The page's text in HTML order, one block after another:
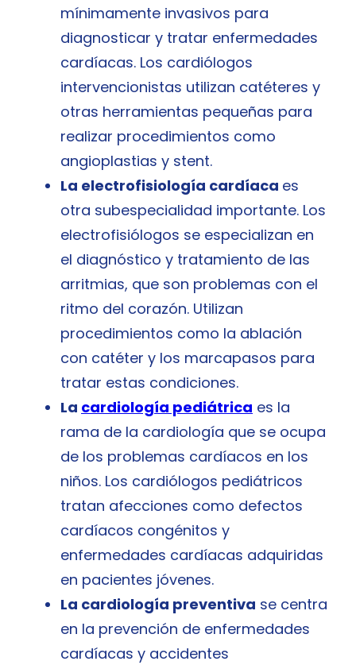
mínimamente invasivos para
diagnosticar y tratar enfermedades
cardíacas. Los cardiólogos
intervencionistas utilizan catéteres y
otras herramientas pequeñas para
realizar procedimientos como
angioplastias y stent.
La electrofisiología cardíaca es
otra subespecialidad importante. Los
electrofisiólogos se especializan en
el diagnóstico y tratamiento de las
arritmias, que son problemas con el
ritmo del corazón. Utilizan
procedimientos como la ablación
con catéter y los marcapasos para
tratar estas condiciones.
La cardiología pediátrica es la
rama de la cardiología que se ocupa
de los problemas cardíacos en los
niños. Los cardiólogos pediátricos
tratan afecciones como defectos
cardíacos congénitos y
enfermedades cardíacas adquiridas
en pacientes jóvenes.
La cardiología preventiva se centra
en la prevención de enfermedades
cardíacas y accidentes